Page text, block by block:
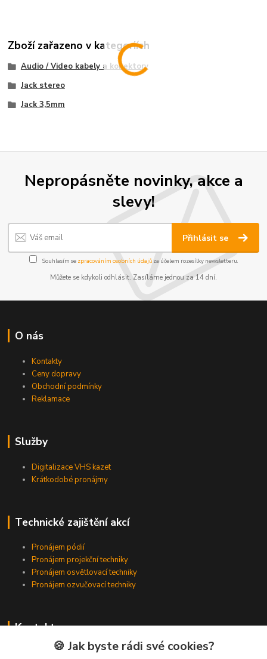
Zboží zařazeno v kategoriích
Audio / Video kabely a konektory
Jack stereo
Jack 3,5mm
Nepropásněte novinky, akce a
slevy!
Přihlásit se
Souhlasím se zpracováním osobních údajůza účelem rozesílky newsletteru.
Můžete se kdykoli odhlásit. Zasíláme jednou za 14 dní.
O nás
Kontakty
Ceny dopravy
Obchodní podmínky
Reklamace
Služby
Digitalizace VHS kazet
Krátkodobé pronájmy
Technické zajištění akcí
Pronájem pódií
Pronájem projekční techniky
Pronájem osvětlovací techniky
Pronájem ozvučovací techniky
Kontakty
Zákaznická podpora
🍪 Jak byste rádi své cookies?